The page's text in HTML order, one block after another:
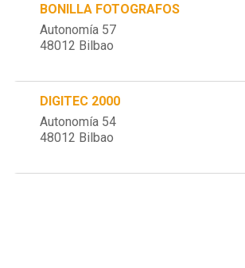
BONILLA FOTOGRAFOS
Autonomía 57
48012 Bilbao
DIGITEC 2000
Autonomía 54
48012 Bilbao